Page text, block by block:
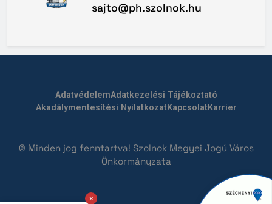
sajto@ph.szolnok.hu
AdatvédelemAdatkezelési Tájékoztató
Akadálymentesítési NyilatkozatKapcsolatKarrier
© Minden jog fenntartva! Szolnok Megyei Jogú Város
Önkormányzata
×